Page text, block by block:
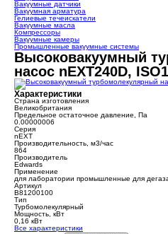
Вакуумные датчики
Вакуумная арматура
Гелиевые течеискатели
Вакуумные масла
Компрессоры
Вакуумные камеры
Промышленные вакуумные системы
Высоковакуумный
насос nEXT240D,
Характеристики
Страна изготовления
Великобритания
Предельное остаточное давление, Па
0.00000006
Серия
nEXT
Производительность, м3/час
864
Производитель
Edwards
Применение
для лаборатории промышленные для
Артикул
B81200100
Тип
Турбомолекулярный
Мощность, кВт
0,16 кВт
Все характеристики